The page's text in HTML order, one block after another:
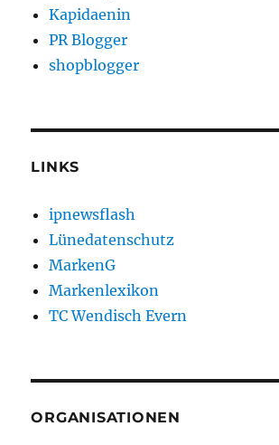
Kapidaenin
PR Blogger
shopblogger
LINKS
ipnewsflash
Lünedatenschutz
MarkenG
Markenlexikon
TC Wendisch Evern
ORGANISATIONEN